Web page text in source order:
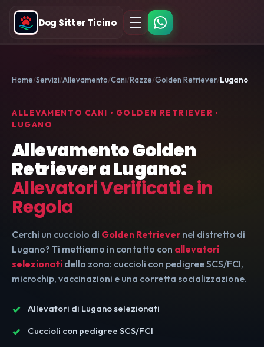
Dog Sitter Ticino
Home Servizi Allevamento Cani Razze Golden Retriever Lugano
ALLEVAMENTO CANI • GOLDEN RETRIEVER •
LUGANO
Allevamento Golden
Retriever a Lugano:
Allevatori Verificati e in
Regola
Cerchi un cucciolo di Golden Retriever nel distretto di
Lugano? Ti mettiamo in contatto con allevatori
selezionati della zona: cuccioli con pedigree SCS/FCI,
microchip, vaccinazioni e una corretta socializzazione.
Allevatori di Lugano selezionati
Cuccioli con pedigree SCS/FCI